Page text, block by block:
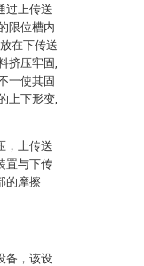
过上传送
限位槽内
在下传送
挤压牢固,
一使其固
上下形变,
，上传送
置与下传
的摩擦
备，该设